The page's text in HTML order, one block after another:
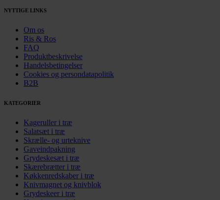
NYTTIGE LINKS
Om os
Ris & Ros
FAQ
Produktbeskrivelse
Handelsbetingelser
Cookies og persondatapolitik
B2B
KATEGORIER
Kageruller i træ
Salatsæt i træ
Skrælle- og urteknive
Gaveindpakning
Grydeskesæt i træ
Skærebrætter i træ
Køkkenredskaber i træ
Knivmagnet og knivblok
Grydeskeer i træ